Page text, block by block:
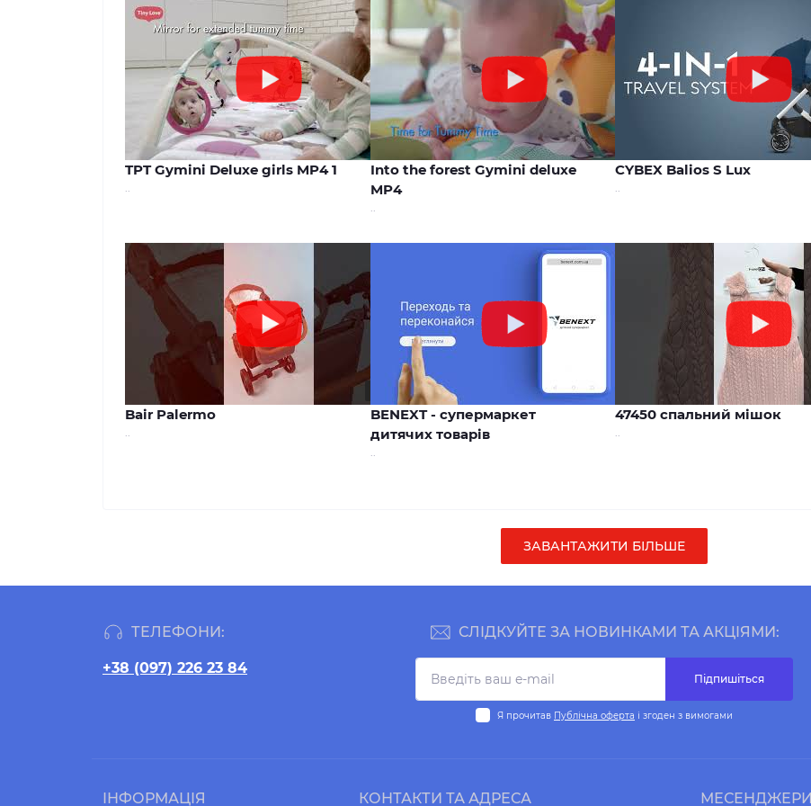
TPT Gymini Deluxe girls MP4 1
..
Into the forest Gymini deluxe
MP4
..
CYBEX Balios S Lux
..
00:44
Bair Palermo
..
BENEXT - супермаркет
дитячих товарів
..
47450 спальний мішок
..
ЗАВАНТАЖИТИ БІЛЬШЕ
ТЕЛЕФОНИ:
+38 (097) 226 23 84
СЛІДКУЙТЕ ЗА НОВИНКАМИ ТА АКЦІЯМИ:
Підпишіться
Я прочитав Публічна оферта і згоден з вимогами
ІНФОРМАЦІЯ КОНТАКТИ ТА АДРЕСА МЕСЕНДЖЕРИ